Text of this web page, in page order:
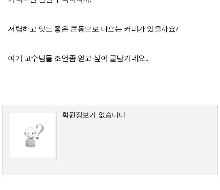
저렴하고 맛도 좋은 큰통으로 나오는 커피가 있을까요?
여기 고수님들 조언좀 얻고 싶어 글남기네요..
회원정보가 없습니다